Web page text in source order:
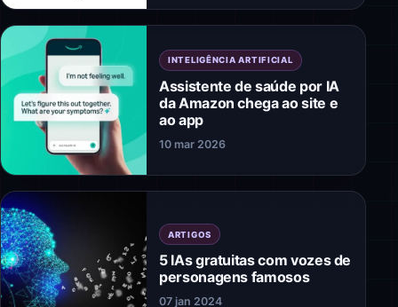
INTELIGÊNCIA ARTIFICIAL
Assistente de saúde por IA
da Amazon chega ao site e
ao app
10 mar 2026
ARTIGOS
5 IAs gratuitas com vozes de
personagens famosos
07 jan 2024